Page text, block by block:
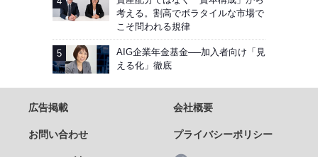
考える。割高でボラタイルな市場で
こそ問われる規律
AIG企業年金基金──加入者向け「見
える化」徹底
広告掲載 会社概要
お問い合わせ プライバシーポリシー